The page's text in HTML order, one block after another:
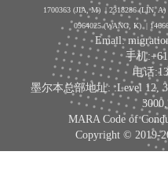
1700363 (JIA, M) | 2318286 (LIN,
0964025 (WANG, K) |
Email:
手机
电话
墨尔本总部地址: :Level 12,
MARA Code of
Copyright © 2019-